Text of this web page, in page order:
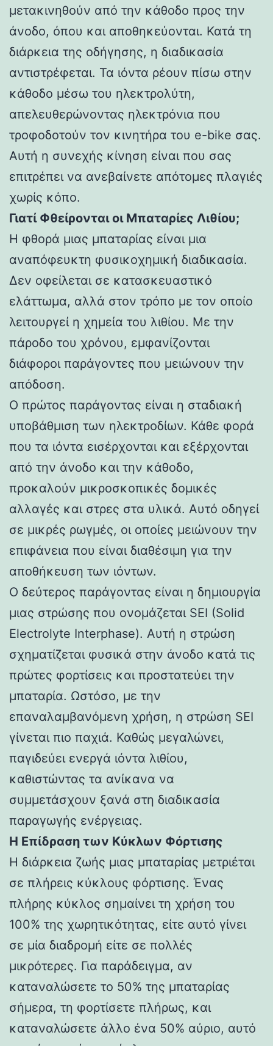
μετακινηθούν από την κάθοδο προς την
άνοδο, όπου και αποθηκεύονται. Κατά τη
διάρκεια της οδήγησης, η διαδικασία
αντιστρέφεται. Τα ιόντα ρέουν πίσω στην
κάθοδο μέσω του ηλεκτρολύτη,
απελευθερώνοντας ηλεκτρόνια που
τροφοδοτούν τον κινητήρα του e-bike σας.
Αυτή η συνεχής κίνηση είναι που σας
επιτρέπει να ανεβαίνετε απότομες πλαγιές
χωρίς κόπο.
Γιατί Φθείρονται οι Μπαταρίες Λιθίου;
Η φθορά μιας μπαταρίας είναι μια
αναπόφευκτη φυσικοχημική διαδικασία.
Δεν οφείλεται σε κατασκευαστικό
ελάττωμα, αλλά στον τρόπο με τον οποίο
λειτουργεί η χημεία του λιθίου. Με την
πάροδο του χρόνου, εμφανίζονται
διάφοροι παράγοντες που μειώνουν την
απόδοση.
Ο πρώτος παράγοντας είναι η σταδιακή
υποβάθμιση των ηλεκτροδίων. Κάθε φορά
που τα ιόντα εισέρχονται και εξέρχονται
από την άνοδο και την κάθοδο,
προκαλούν μικροσκοπικές δομικές
αλλαγές και στρες στα υλικά. Αυτό οδηγεί
σε μικρές ρωγμές, οι οποίες μειώνουν την
επιφάνεια που είναι διαθέσιμη για την
αποθήκευση των ιόντων.
Ο δεύτερος παράγοντας είναι η δημιουργία
μιας στρώσης που ονομάζεται SEI (Solid
Electrolyte Interphase). Αυτή η στρώση
σχηματίζεται φυσικά στην άνοδο κατά τις
πρώτες φορτίσεις και προστατεύει την
μπαταρία. Ωστόσο, με την
επαναλαμβανόμενη χρήση, η στρώση SEI
γίνεται πιο παχιά. Καθώς μεγαλώνει,
παγιδεύει ενεργά ιόντα λιθίου,
καθιστώντας τα ανίκανα να
συμμετάσχουν ξανά στη διαδικασία
παραγωγής ενέργειας.
Η Επίδραση των Κύκλων Φόρτισης
Η διάρκεια ζωής μιας μπαταρίας μετριέται
σε πλήρεις κύκλους φόρτισης. Ένας
πλήρης κύκλος σημαίνει τη χρήση του
100% της χωρητικότητας, είτε αυτό γίνει
σε μία διαδρομή είτε σε πολλές
μικρότερες. Για παράδειγμα, αν
καταναλώσετε το 50% της μπαταρίας
σήμερα, τη φορτίσετε πλήρως, και
καταναλώσετε άλλο ένα 50% αύριο, αυτό